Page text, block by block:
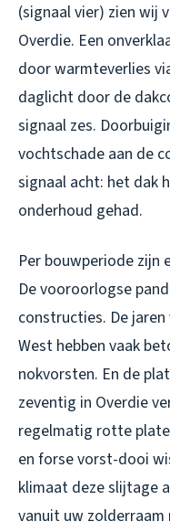
(signaal vier) zien wij
Overdie. Een
door warmteverlies
daglicht door de
signaal zes.
vochtschade aan de
signaal acht: het dak
onderhoud gehad.
Per bouwperiode zijn
De vooroorlogse
constructies. De
West hebben vaak
nokvorsten. En de
zeventig in Overdie
regelmatig rotte
en forse vorst-dooi
klimaat deze slijtage
vanuit uw zolderraam